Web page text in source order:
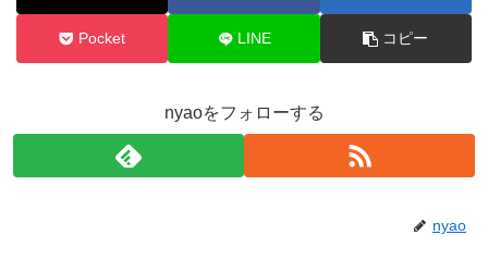
Pocket LINE コピー
nyaoをフォローする
nyao